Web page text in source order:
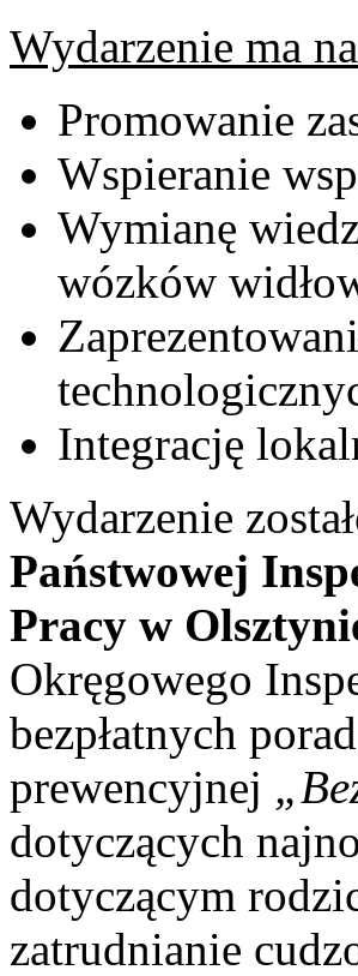
Wydarzenie ma
Promowanie
Wspieranie
Wymianę
wózków
Integrację
Wydarzenie
Państwowej
Pracy w
Okręgowego
bezpłatnych
prewencyjnej
dotyczących
dotyczącym
zatrudnianie